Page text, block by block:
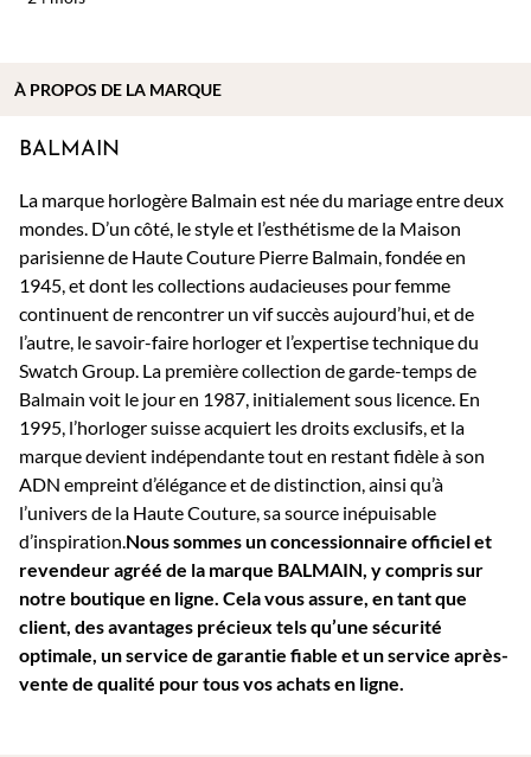
BALMAIN
La marque horlogère Balmain est née du mariage entre deux
mondes. D’un côté, le style et l’esthétisme de la Maison
parisienne de Haute Couture Pierre Balmain, fondée en
1945, et dont les collections audacieuses pour femme
continuent de rencontrer un vif succès aujourd’hui, et de
l’autre, le savoir-faire horloger et l’expertise technique du
Swatch Group. La première collection de garde-temps de
Balmain voit le jour en 1987, initialement sous licence. En
1995, l’horloger suisse acquiert les droits exclusifs, et la
marque devient indépendante tout en restant fidèle à son
ADN empreint d’élégance et de distinction, ainsi qu’à
l’univers de la Haute Couture, sa source inépuisable
d’inspiration. Nous sommes un concessionnaire officiel et
revendeur agréé de la marque BALMAIN, y compris sur
notre boutique en ligne. Cela vous assure, en tant que
client, des avantages précieux tels qu’une sécurité
optimale, un service de garantie fiable et un service après-
vente de qualité pour tous vos achats en ligne.
À PROPOS DE LA MARQUE